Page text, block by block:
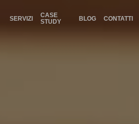
SERVIZI
CASE
STUDY
BLOG CONTATTI